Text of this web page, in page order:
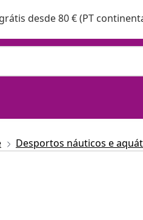
desde 80 € (PT
Desportos náuticos e